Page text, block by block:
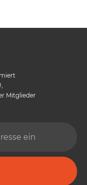
Mitglieder